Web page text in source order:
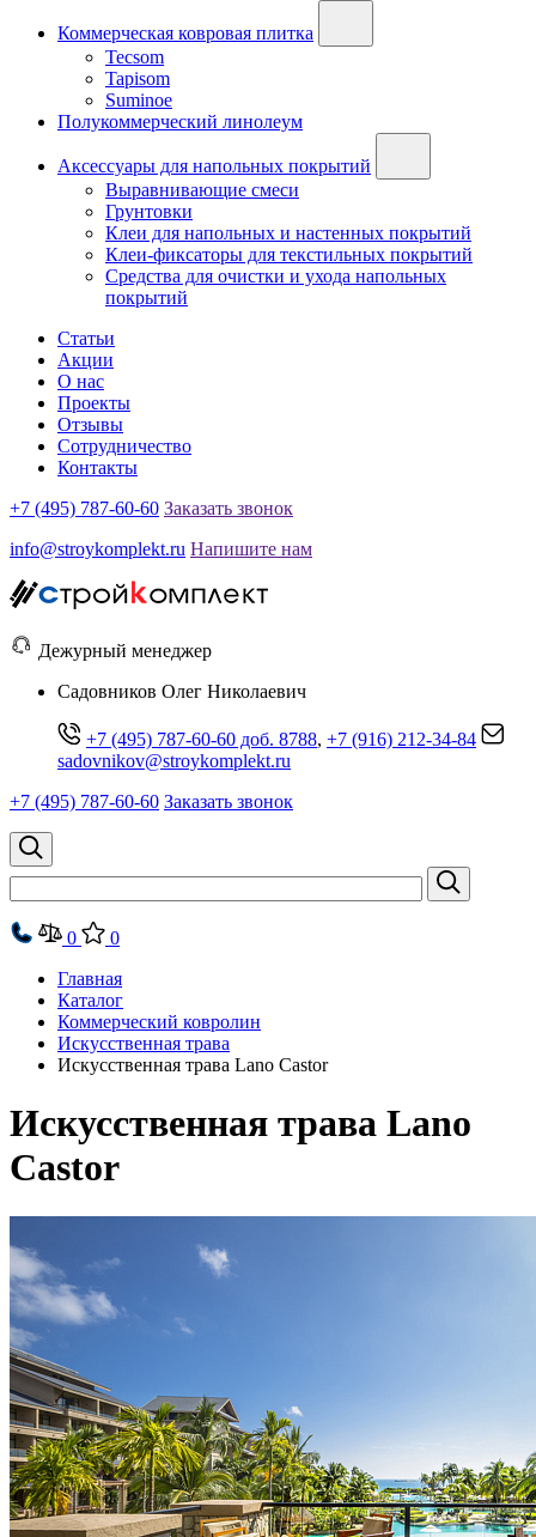
Коммерческая ковровая плитка
Tecsom
Tapisom
Suminoe
Полукоммерческий линолеум
Аксессуары для напольных покрытий
Выравнивающие смеси
Грунтовки
Клеи для напольных и настенных покрытий
Клеи-фиксаторы для текстильных покрытий
Средства для очистки и ухода напольных
покрытий
Статьи
Акции
О нас
Проекты
Отзывы
Сотрудничество
Контакты
+7 (495) 787-60-60 Заказать звонок
info@stroykomplekt.ru Напишите нам
Дежурный менеджер
Cадовников Олег Николаевич
+7 (495) 787-60-60 доб. 8788, +7 (916) 212-34-84
sadovnikov@stroykomplekt.ru
+7 (495) 787-60-60 Заказать звонок
0
0
Главная
Каталог
Коммерческий ковролин
Искусственная трава
Искусственная трава Lano Castor
Искусственная трава Lano
Castor